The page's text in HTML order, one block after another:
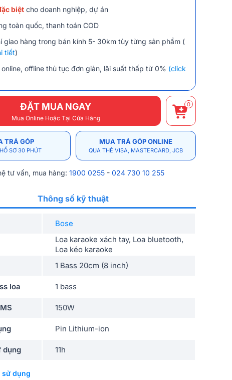
biệt cho doanh nghiệp, dự án
toàn quốc, thanh toán COD
giao hàng trong bán kính 5- 30km tùy từng sản phẩm (
tiết)
offline thủ tục đơn giản, lãi suất thấp từ 0% (click
ĐẶT MUA NGAY
Mua Online Hoặc Tại Cửa Hàng
0
TRẢ GÓP
SƠ 30 PHÚT
MUA TRẢ GÓP ONLINE
QUA THẺ VISA, MASTERCARD, JCB
tư vấn, mua hàng: 1900 0255 - 024 730 10 255
Thông số kỹ thuật
Bose
Loa karaoke xách tay, Loa bluetooth,
Loa kéo karaoke
1 Bass 20cm (8 inch)
loa 1 bass
150W
Pin Lithium-ion
dụng 11h
sử dụng